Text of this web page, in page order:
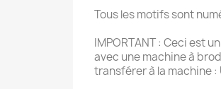
Tous les motifs sont
IMPORTANT : Ceci est
avec une machine à
transférer à la machine :